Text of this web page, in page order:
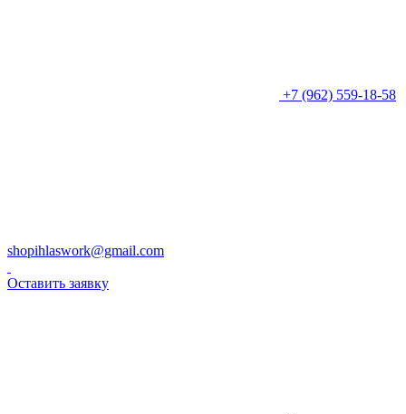
+7 (962) 559-18-58
shopihlaswork@gmail.com
Оставить заявку